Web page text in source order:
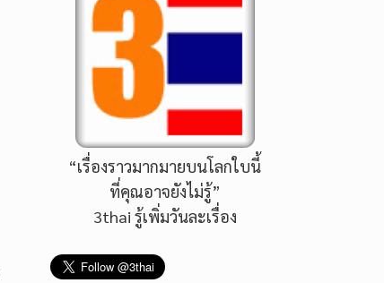
“เรื่องราวมากมายบนโลกใบนี้
ที่คุณอาจยังไม่รู้”
3thai รู้เพิ่มวันละเรื่อง